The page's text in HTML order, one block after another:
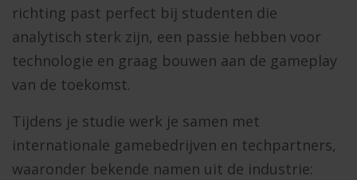
richting past perfect bij studenten die
analytisch sterk zijn, een passie hebben voor
technologie en graag bouwen aan de gameplay
van de toekomst.
Tijdens je studie werk je samen met
internationale gamebedrijven en techpartners,
waaronder bekende namen uit de industrie: